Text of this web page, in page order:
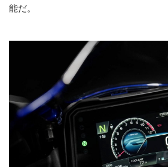
能だ。